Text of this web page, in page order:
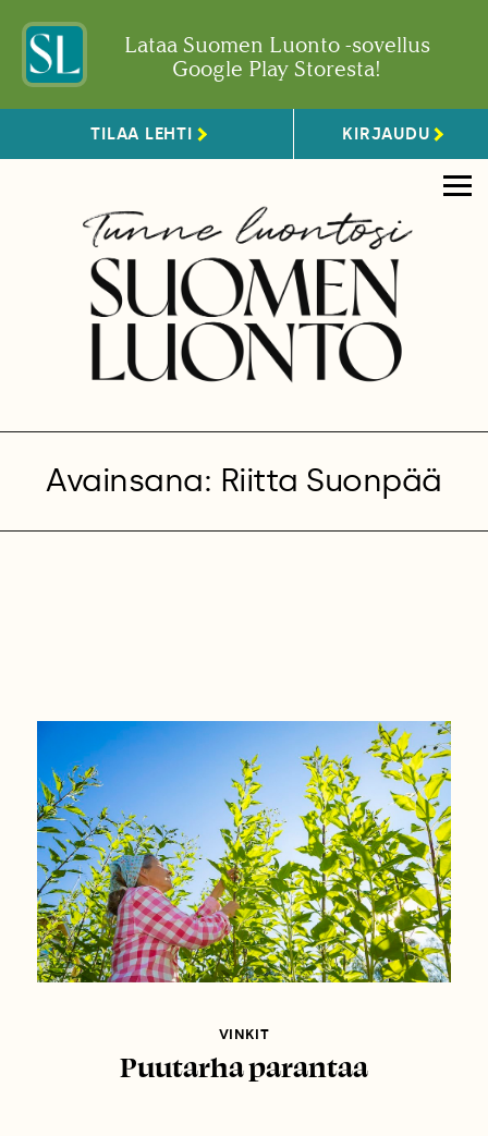
Lataa Suomen Luonto -sovellus
Google Play Storesta!
TILAA LEHTI KIRJAUDU
Avainsana: Riitta Suonpää
VINKIT
Puutarha parantaa